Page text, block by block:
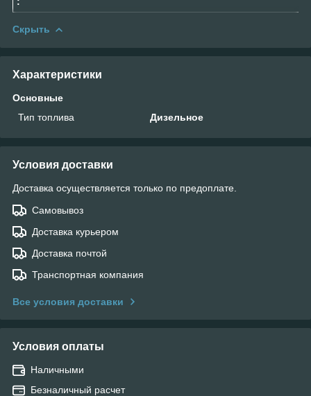
Скрыть
Характеристики
Основные
Тип топлива
Дизельное
Условия доставки
Доставка осуществляется только по предоплате.
Самовывоз
Доставка курьером
Доставка почтой
Транспортная компания
Все условия доставки
Условия оплаты
Наличными
Безналичный расчет